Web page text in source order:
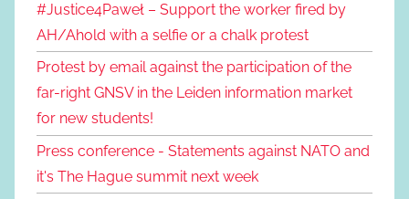
#Justice4Paweł – Support the worker fired by
AH/Ahold with a selfie or a chalk protest
Protest by email against the participation of the
far-right GNSV in the Leiden information market
for new students!
Press conference - Statements against NATO and
it's The Hague summit next week